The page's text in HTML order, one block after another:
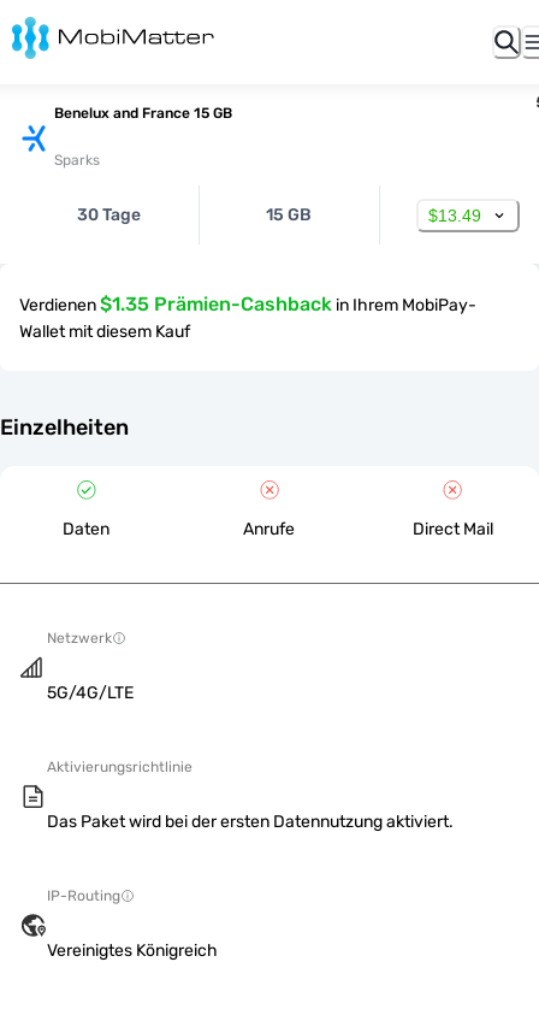
Benelux and France 15 GB
Sparks
30 Tage 15 GB $13.49
Verdienen$1.35 Prämien-Cashback in Ihrem MobiPay-
Wallet mit diesem Kauf
Einzelheiten
Daten Anrufe Direct Mail
Netzwerk
5G/4G/LTE
Aktivierungsrichtlinie
Das Paket wird bei der ersten Datennutzung aktiviert.
IP-Routing
Vereinigtes Königreich